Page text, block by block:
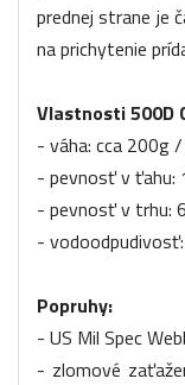
prednej strane je
na prichytenie
Vlastnosti 500D
- váha: cca 200g
- pevnosť v ťahu:
- pevnosť v trhu:
-
Popruhy:
- US Mil Spec
- zlomové